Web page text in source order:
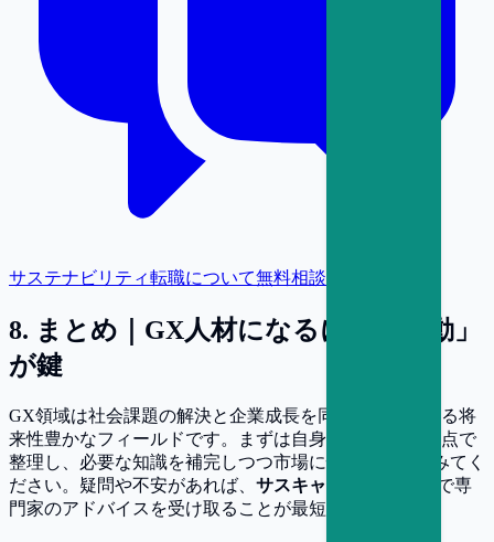
サステナビリティ転職について無料相談
8. まとめ｜GX人材になるには「行動」
が鍵
GX領域は社会課題の解決と企業成長を同時に実現できる将
来性豊かなフィールドです。まずは自身の経験をGX視点で
整理し、必要な知識を補完しつつ市場に情報発信してみてく
ださい。疑問や不安があれば、 サスキャリの無料相談
で専
門家のアドバイスを受け取ることが最短ルートです。